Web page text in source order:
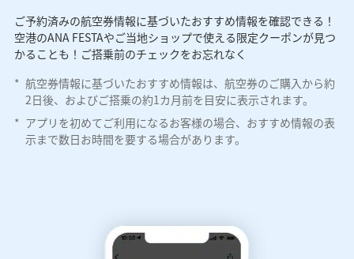
ご予約済みの航空券情報に基づいたおすすめ情報を確認できる！
空港のANA FESTAやご当地ショップで使える限定クーポンが見つ
かることも！ご搭乗前のチェックをお忘れなく
* 航空券情報に基づいたおすすめ情報は、航空券のご購入から約
2日後、およびご搭乗の約1カ月前を目安に表示されます。
* アプリを初めてご利用になるお客様の場合、おすすめ情報の表
示まで数日お時間を要する場合があります。